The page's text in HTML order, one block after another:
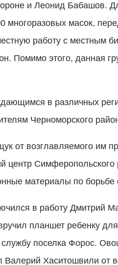
и Леонид Бабашов.
многоразовых масок,
работу с местным
Помимо этого, данная
в различных
Черноморского
от возглавляемого им
центр
материалы по борьбе
в работу Дмитрий
планшет ребенку
поселка Форос.
Валерий Хаситошвили от